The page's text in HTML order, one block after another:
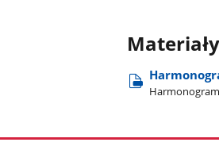
Materiały